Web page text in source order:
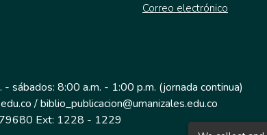
Correo electrónico
sábados: 8:00 a.m. - 1:00 p.m. (jornada continua)
/ biblio_publicacion@umanizales.edu.co
Ext: 1228 - 1229